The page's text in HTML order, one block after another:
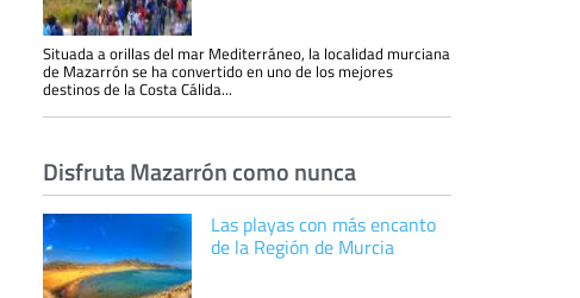
Situada a orillas del mar Mediterráneo, la localidad murciana
de Mazarrón se ha convertido en uno de los mejores
destinos de la Costa Cálida...
Disfruta Mazarrón como nunca
Las playas con más encanto
de la Región de Murcia